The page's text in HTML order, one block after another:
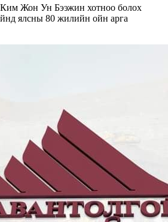
Жон Ун Бээжин хотноо болох
ялсны 80 жилийн ойн арга